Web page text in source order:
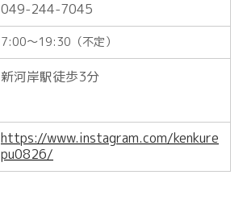
049-244-7045
7:00～19:30（不定）
新河岸駅徒歩3分
https://www.instagram.com/kenkure
pu0826/